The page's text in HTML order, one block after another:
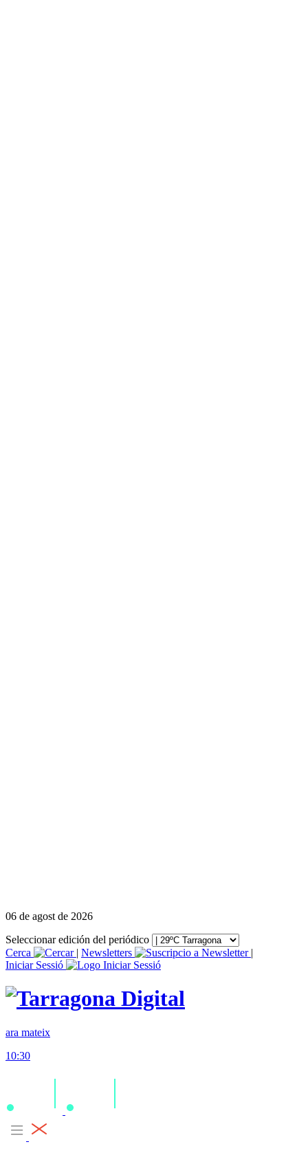
06 de agost de 2026
Seleccionar edición del periódico
Cerca
| Newsletters
|
Iniciar Sessió
ara mateix
10:30